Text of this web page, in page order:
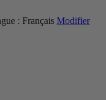
: Français Modifier